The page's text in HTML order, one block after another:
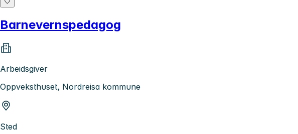
Barnevernspedagog
Arbeidsgiver
Oppveksthuset, Nordreisa kommune
Sted